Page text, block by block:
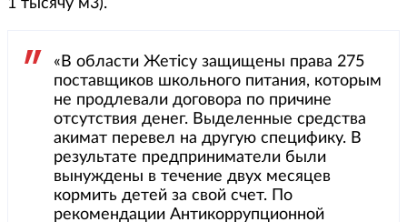
1 тысячу м3).
«В области Жетісу защищены права 275
поставщиков школьного питания, которым
не продлевали договора по причине
отсутствия денег. Выделенные средства
акимат перевел на другую специфику. В
результате предприниматели были
вынуждены в течение двух месяцев
кормить детей за свой счет. По
рекомендации Антикоррупционной